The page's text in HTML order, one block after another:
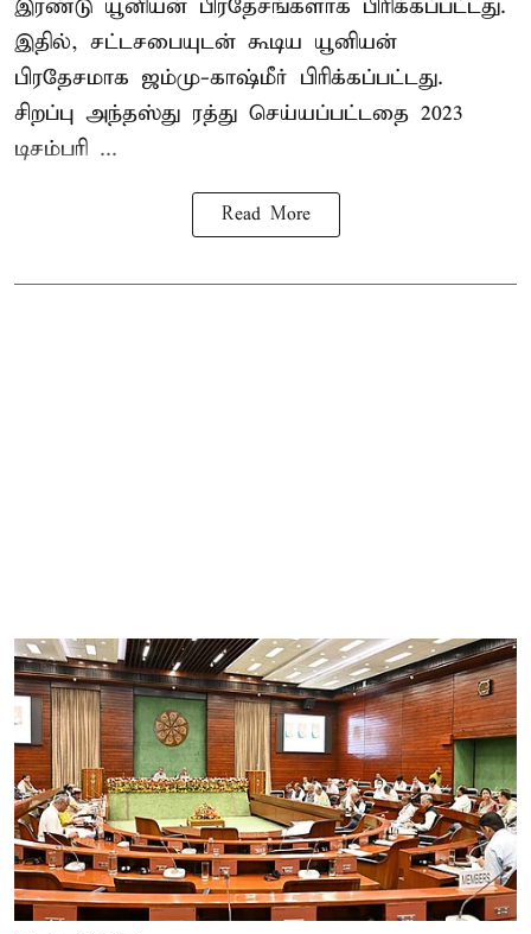
இரண்டு யூனியன் பிரதேசங்களாக பிரிக்கப்பட்டது.
இதில், சட்டசபையுடன் கூடிய யூனியன்
பிரதேசமாக ஜம்மு-காஷ்மீர் பிரிக்கப்பட்டது.
சிறப்பு அந்தஸ்து ரத்து செய்யப்பட்டதை 2023
டிசம்பரி ...
Read More